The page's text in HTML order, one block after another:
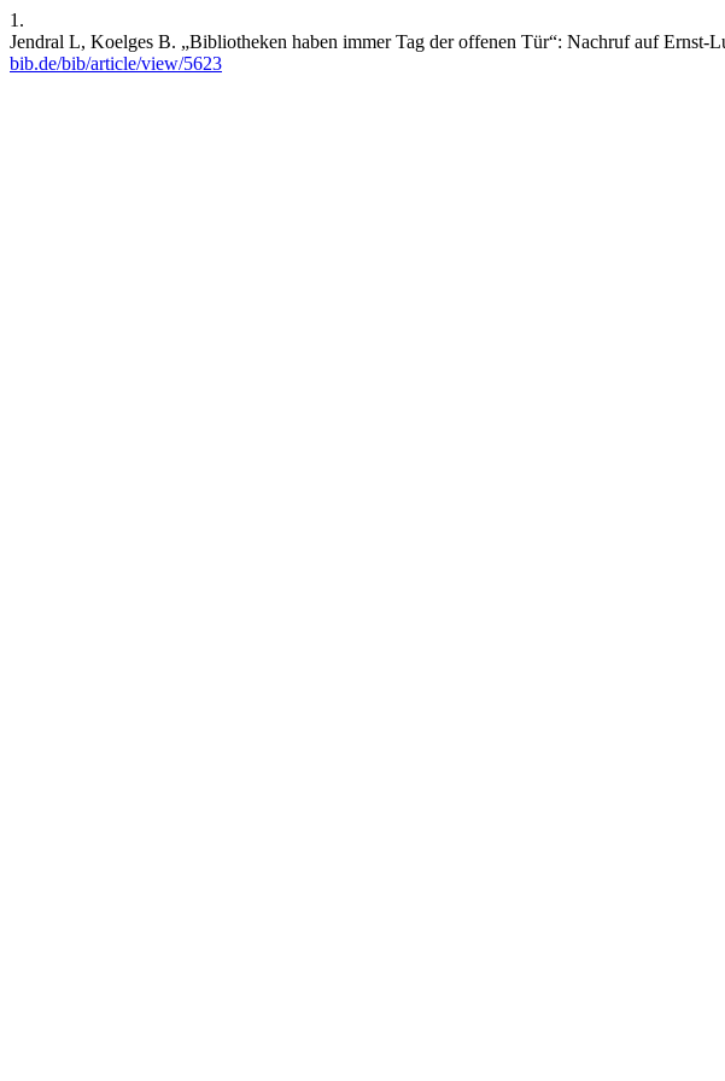
1.
Jendral L, Koelges B. „Bibliotheken haben immer Tag der offenen Tür“: Nachruf auf
bib.de/bib/article/view/5623